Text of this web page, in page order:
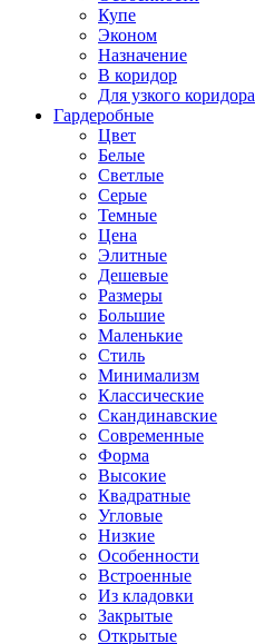
Купе
Эконом
Назначение
В коридор
Для узкого коридора
Гардеробные
Цвет
Белые
Светлые
Серые
Темные
Цена
Элитные
Дешевые
Размеры
Большие
Маленькие
Стиль
Минимализм
Классические
Скандинавские
Современные
Форма
Высокие
Квадратные
Угловые
Низкие
Особенности
Встроенные
Из кладовки
Закрытые
Открытые